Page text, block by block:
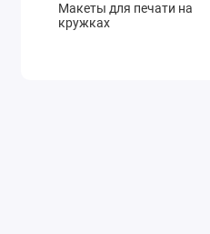
Макеты для печати на
кружках